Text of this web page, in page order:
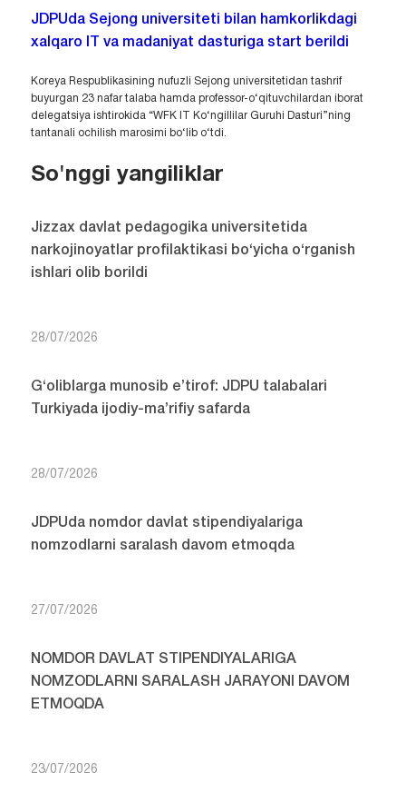
JDPUda Sejong universiteti bilan hamkorlikdagi
xalqaro IT va madaniyat dasturiga start berildi
Koreya Respublikasining nufuzli Sejong universitetidan tashrif
buyurgan 23 nafar talaba hamda professor-o‘qituvchilardan iborat
delegatsiya ishtirokida “WFK IT Ko‘ngillilar Guruhi Dasturi”ning
tantanali ochilish marosimi bo‘lib o‘tdi.
So'nggi yangiliklar
Jizzax davlat pedagogika universitetida
narkojinoyatlar profilaktikasi bo‘yicha o‘rganish
ishlari olib borildi
28/07/2026
G‘oliblarga munosib e’tirof: JDPU talabalari
Turkiyada ijodiy-ma’rifiy safarda
28/07/2026
JDPUda nomdor davlat stipendiyalariga
nomzodlarni saralash davom etmoqda
27/07/2026
NOMDOR DAVLAT STIPENDIYALARIGA
NOMZODLARNI SARALASH JARAYONI DAVOM
ETMOQDA
23/07/2026